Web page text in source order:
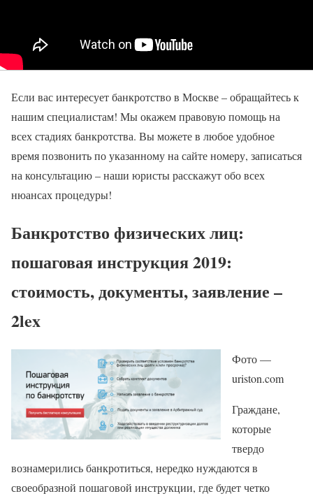
Если вас интересует банкротство в Москве – обращайтесь к
нашим специалистам! Мы окажем правовую помощь на
всех стадиях банкротства. Вы можете в любое удобное
время позвонить по указанному на сайте номеру, записаться
на консультацию – наши юристы расскажут обо всех
нюансах процедуры!
Банкротство физических лиц:
пошаговая инструкция 2019:
стоимость, документы, заявление –
2lex
Фото —
uriston.com
Граждане,
которые
твердо
вознамерились банкротиться, нередко нуждаются в
своеобразной пошаговой инструкции, где будет четко